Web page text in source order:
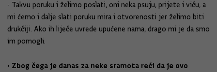
- Takvu poruku i želimo poslati, oni neka psuju, prijete i viču, a
mi ćemo i dalje slati poruku mira i otvorenosti jer želimo biti
drukčiji. Ako ih liječe uvrede upućene nama, drago mi je da smo
im pomogli.
• Zbog čega je danas za neke sramota reći da je ovo